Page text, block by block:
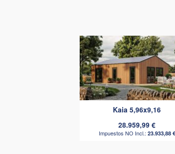
Kaia 5,96x9,16
28.959,99 €
23.933,88 €